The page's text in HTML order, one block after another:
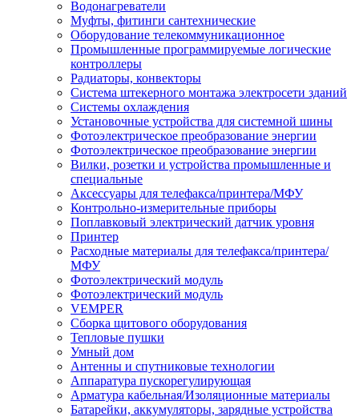
Водонагреватели
Муфты, фитинги сантехнические
Оборудование телекоммуникационное
Промышленные программируемые логические
контроллеры
Радиаторы, конвекторы
Система штекерного монтажа электросети зданий
Системы охлаждения
Установочные устройства для системной шины
Фотоэлектрическое преобразование энергии
Фотоэлектрическое преобразование энергии
Вилки, розетки и устройства промышленные и
специальные
Аксессуары для телефакса/принтера/МФУ
Контрольно-измерительные приборы
Поплавковый электрический датчик уровня
Принтер
Расходные материалы для телефакса/принтера/
МФУ
Фотоэлектрический модуль
Фотоэлектрический модуль
VEMPER
Сборка щитового оборудования
Тепловые пушки
Умный дом
Антенны и спутниковые технологии
Аппаратура пускорегулирующая
Арматура кабельная/Изоляционные материалы
Батарейки, аккумуляторы, зарядные устройства